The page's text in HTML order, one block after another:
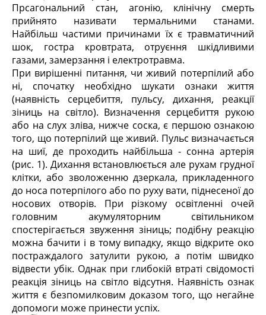
Прсагональний стан, агонію, клінічну смерть
прийнято називати термальними станами.
Найбільш частими причинами їх є травматичний
шок, гостра кровтрата, отруєння шкідливими
газами, замерзання і електротравма.
При вирішенні питання, чи живий потерпілий або
ні, спочатку необхідно шукати ознаки життя
(наявність серцебиття, пульсу, дихання, реакції
зіниць на світло). Визначення серцебиття рукою
або на слух зліва, нижче соска, є першою ознакою
того, що потерпілий ще живий. Пульс визначається
на шиї, де проходить найбільша - сонна артерія
(рис. 1). Дихання встановлюється але рухам грудної
клітки, або зволоженню дзеркала, прикладенного
до носа потерпілого або по руху вати, піднесеної до
носових отворів. При різкому освітленні очей
головним акумуляторним світильником
спостерігається звуження зіниць; подібну реакцію
можна бачити і в тому випадку, якщо відкрите око
постраждалого затулити рукою, а потім швидко
відвести убік. Однак при глибокій втраті свідомості
реакція зіниць на світло відсутня. Наявність ознак
життя є безпомилковим доказом того, що негайне
допомоги може принести успіх.